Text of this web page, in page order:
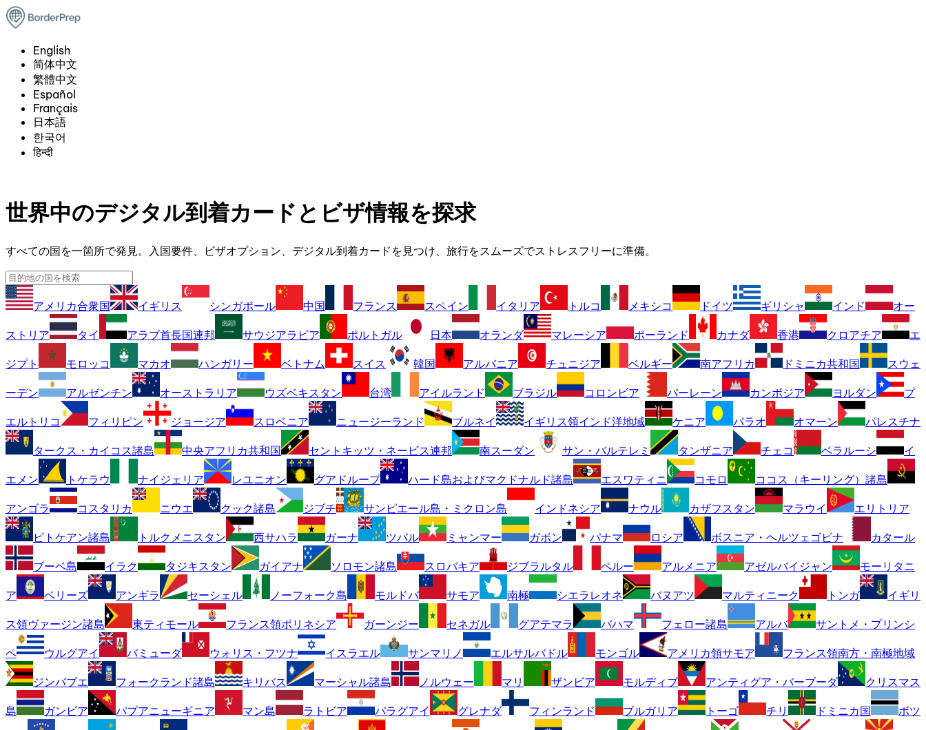
English
简体中文
繁體中文
Español
Français
日本語
한국어
हिन्दी
世界中のデジタル到着カードとビザ情報を探求
すべての国を一箇所で発見。入国要件、ビザオプション、デジタル到着カードを見つけ、旅行をスムーズでストレスフリーに準備。
アメリカ合衆国 イギリス シンガポール 中国 フランス スペイン イタリア トルコ メキシコ ドイツ ギリシャ インド オー
ストリア タイ アラブ首長国連邦 サウジアラビア ポルトガル 日本 オランダ マレーシア ポーランド カナダ 香港 クロアチア エ
ジプト モロッコ マカオ ハンガリー ベトナム スイス 韓国 アルバニア チュニジア ベルギー 南アフリカ ドミニカ共和国 スウェ
ーデン アルゼンチン オーストラリア ウズベキスタン 台湾 アイルランド ブラジル コロンビア バーレーン カンボジア ヨルダン プ
エルトリコ フィリピン ジョージア スロベニア ニュージーランド ブルネイ イギリス領インド洋地域 ケニア パラオ オマーン パレスチナ
タークス・カイコス諸島 中央アフリカ共和国 セントキッツ・ネービス連邦 南スーダン サン・バルテレミ タンザニア チェコ ベラルーシ イ
エメン トケラウ ナイジェリア レユニオン グアドループ ハード島およびマクドナルド諸島 エスワティニ コモロ ココス（キーリング）諸島
アンゴラ コスタリカ ニウエ クック諸島 ジブチ サンピエール島・ミクロン島 インドネシア ナウル カザフスタン マラウイ エリトリア
ピトケアン諸島 トルクメニスタン 西サハラ ガーナ ツバル ミャンマー ガボン パナマ ロシア ボスニア・ヘルツェゴビナ カタール
ブーベ島 イラク タジキスタン ガイアナ ソロモン諸島 スロバキア ジブラルタル ペルー アルメニア アゼルバイジャン モーリタニ
ア ベリーズ アンギラ セーシェル ノーフォーク島 モルドバ サモア 南極 シエラレオネ バヌアツ マルティニーク トンガ イギリ
ス領ヴァージン諸島 東ティモール フランス領ポリネシア ガーンジー セネガル グアテマラ バハマ フェロー諸島 アルバ サントメ・プリンシ
ペ ウルグアイ バミューダ ウォリス・フツナ イスラエル サンマリノ エルサルバドル モンゴル アメリカ領サモア フランス領南方・南極地域
ジンバブエ フォークランド諸島 キリバス マーシャル諸島 ノルウェー マリ ザンビア モルディブ アンティグア・バーブーダ クリスマス
島 ガンビア パプアニューギニア マン島 ラトビア パラグアイ グレナダ フィンランド ブルガリア トーゴ チリ ドミニカ国 ボツ